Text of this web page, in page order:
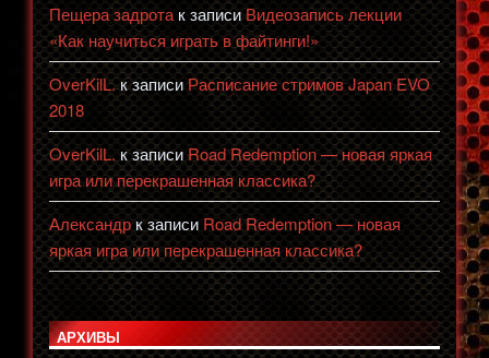
Пещера задрота к записиВидеозапись лекции
«Как научиться играть в файтинги!»
OverKilL.к записиРасписание стримов Japan EVO
2018
OverKilL.к записиRoad Redemption — новая яркая
игра или перекрашенная классика?
Александрк записи Road Redemption — новая
яркая игра или перекрашенная классика?
АРХИВЫ